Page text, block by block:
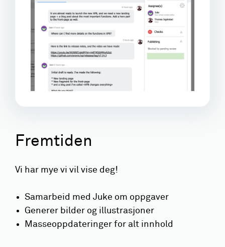
Fremtiden
Vi har mye vi vil vise deg!
Samarbeid med Juke om oppgaver
Generer bilder og illustrasjoner
Masseoppdateringer for alt innhold